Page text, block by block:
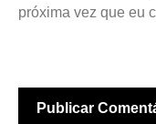
próxima vez que eu